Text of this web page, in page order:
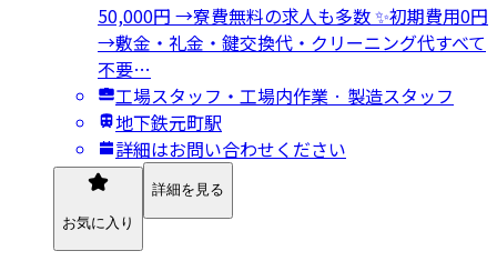
50,000円 →寮費無料の求人も多数 ✨初期費用0円
→敷金・礼金・鍵交換代・クリーニング代すべて
不要…
工場スタッフ・工場内作業 · 製造スタッフ
地下鉄元町駅
詳細はお問い合わせください
お気に入り
詳細を見る